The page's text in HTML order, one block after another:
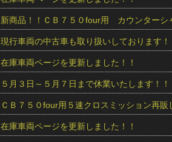
新商品！！ＣＢ７５０four用 カウンター
現行車両の中古車も取り扱いしております！
在庫車両ページを更新しました！！
５月３日～５月７日まで休業いたします！！
ＣＢ７５０four用５速クロスミッション再販
在庫車両ページを更新しました！！